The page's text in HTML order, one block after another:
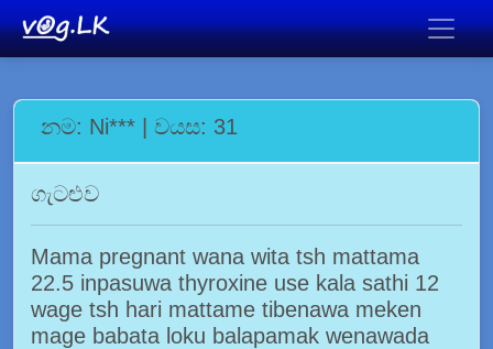
නම: Ni*** | වයස: 31
ගැටළුව
Mama pregnant wana wita tsh mattama
22.5 inpasuwa thyroxine use kala sathi 12
wage tsh hari mattame tibenawa meken
mage babata loku balapamak wenawada